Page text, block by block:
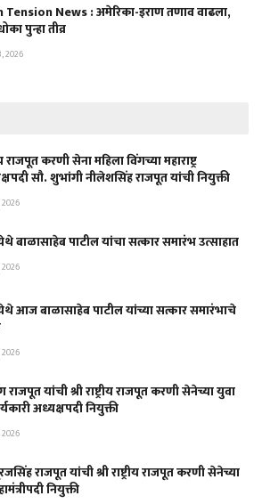
Tension News : अमेरिका-इराण तणाव वाढला,
पुन्हा तीव्र
2026
राजपूत करणी सेना महिला विंगच्या महाराष्ट्र
सौ. शुभांगी नीलेशसिंह राजपूत यांची नियुक्ती
2026
बाळासाहेब पाटील यांचा सत्कार समारंभ उत्साहात
2026
आज बाळासाहेब पाटील यांच्या सत्कार समारंभाचे
2026
राजपूत यांची श्री राष्ट्रीय राजपूत करणी सेनेच्या युवा
अध्यक्षपदी नियुक्ती
2026
राजपूत यांची श्री राष्ट्रीय राजपूत करणी सेनेच्या
नियुक्ती